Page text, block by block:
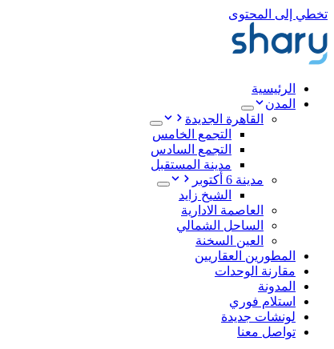
تخطي إلى المحتوى
الرئيسية
المدن
القاهرة الجديدة
التجمع الخامس
التجمع السادس
مدينة المستقبل
مدينة 6 أكتوبر
الشيخ زايد
العاصمة الادارية
الساحل الشمالي
العين السخنة
المطورين العقاريين
مقارنة الوحدات
المدونة
استلام فوري
لونشات جديدة
تواصل معنا